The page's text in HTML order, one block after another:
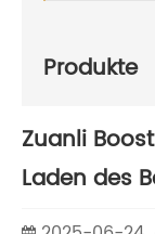
Produkte
Zuanli
Laden des